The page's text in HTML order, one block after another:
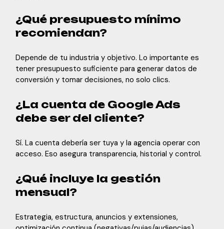
¿Qué presupuesto mínimo
recomiendan?
Depende de tu industria y objetivo. Lo importante es
tener presupuesto suficiente para generar datos de
conversión y tomar decisiones, no solo clics.
¿La cuenta de Google Ads
debe ser del cliente?
Sí. La cuenta debería ser tuya y la agencia operar con
acceso. Eso asegura transparencia, historial y control.
¿Qué incluye la gestión
mensual?
Estrategia, estructura, anuncios y extensiones,